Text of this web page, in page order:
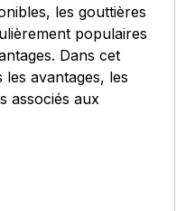
les gouttières
populaires
Dans cet
avantages, les
associés aux